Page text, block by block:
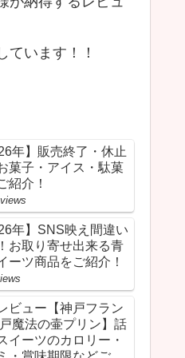
ています！！
年】販売終了・休止
菓子・アイス・駄菓
紹介！
年】SNS映え間違い
お取り寄せ出来る青
ーツ商品をご紹介！
ビュー【神戸フラン
魔法の壷プリン】話
イーツのカロリー・